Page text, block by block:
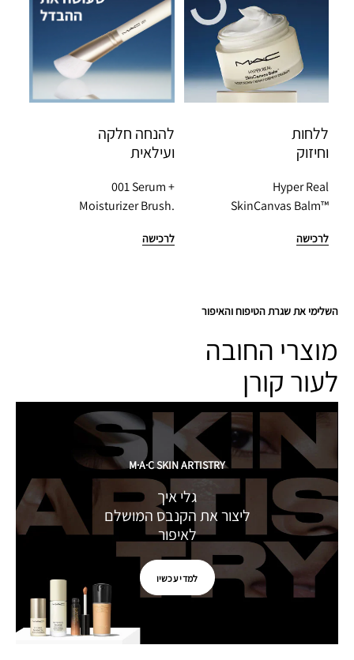
ללחות
וחיזוק
Hyper Real
SkinCanvas Balm™
לרכישה
להנחה חלקה
ועילאית
001 Serum +
Moisturizer Brush.
לרכישה
השלימי את שגרת הטיפוח והאיפור
מוצרי החובה
לעור קורן
M·A·C SKIN ARTISTRY
גלי איך
ליצור את הקנבס המושלם
לאיפור
למדי עכשיו